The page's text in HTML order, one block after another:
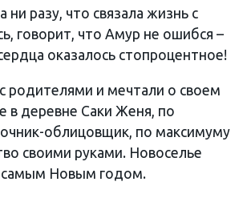
разу, что связала жизнь с
говорит, что Амур не ошибся –
оказалось стопроцентное!
и мечтали о своем
в деревне Саки Женя, по
облицовщик, по максимуму
своими руками. Новоселье
самым Новым годом.